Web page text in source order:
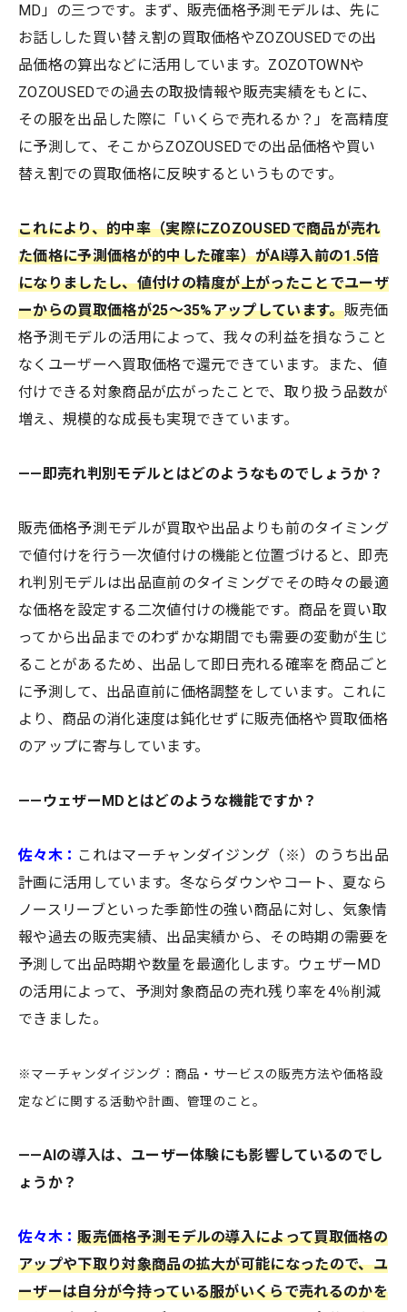
MD」の三つです。まず、販売価格予測モデルは、先に
お話しした買い替え割の買取価格やZOZOUSEDでの出
品価格の算出などに活用しています。ZOZOTOWNや
ZOZOUSEDでの過去の取扱情報や販売実績をもとに、
その服を出品した際に「いくらで売れるか？」を高精度
に予測して、そこからZOZOUSEDでの出品価格や買い
替え割での買取価格に反映するというものです。
これにより、的中率（実際にZOZOUSEDで商品が売れ
た価格に予測価格が的中した確率）がAI導入前の1.5倍
になりましたし、値付けの精度が上がったことでユーザ
ーからの買取価格が25〜35%アップしています。販売価
格予測モデルの活用によって、我々の利益を損なうこと
なくユーザーへ買取価格で還元できています。また、値
付けできる対象商品が広がったことで、取り扱う品数が
増え、規模的な成長も実現できています。
——即売れ判別モデルとはどのようなものでしょうか？
販売価格予測モデルが買取や出品よりも前のタイミング
で値付けを行う一次値付けの機能と位置づけると、即売
れ判別モデルは出品直前のタイミングでその時々の最適
な価格を設定する二次値付けの機能です。商品を買い取
ってから出品までのわずかな期間でも需要の変動が生じ
ることがあるため、出品して即日売れる確率を商品ごと
に予測して、出品直前に価格調整をしています。これに
より、商品の消化速度は鈍化せずに販売価格や買取価格
のアップに寄与しています。
——ウェザーMDとはどのような機能ですか？
佐々木： これはマーチャンダイジング（※）のうち出品
計画に活用しています。冬ならダウンやコート、夏なら
ノースリーブといった季節性の強い商品に対し、気象情
報や過去の販売実績、出品実績から、その時期の需要を
予測して出品時期や数量を最適化します。ウェザーMD
の活用によって、予測対象商品の売れ残り率を4％削減
できました。
※マーチャンダイジング：商品・サービスの販売方法や価格設
定などに関する活動や計画、管理のこと。
——AIの導入は、ユーザー体験にも影響しているのでし
ょうか？
佐々木：販売価格予測モデルの導入によって買取価格の
アップや下取り対象商品の拡大が可能になったので、ユ
ーザーは自分が今持っている服がいくらで売れるのかを